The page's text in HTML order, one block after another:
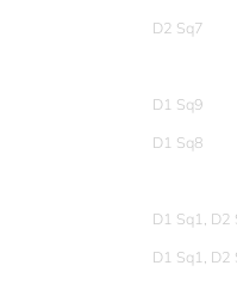
D2 Sq7
D1 Sq9
D1 Sq8
D1 Sq1, D2
D1 Sq1, D2